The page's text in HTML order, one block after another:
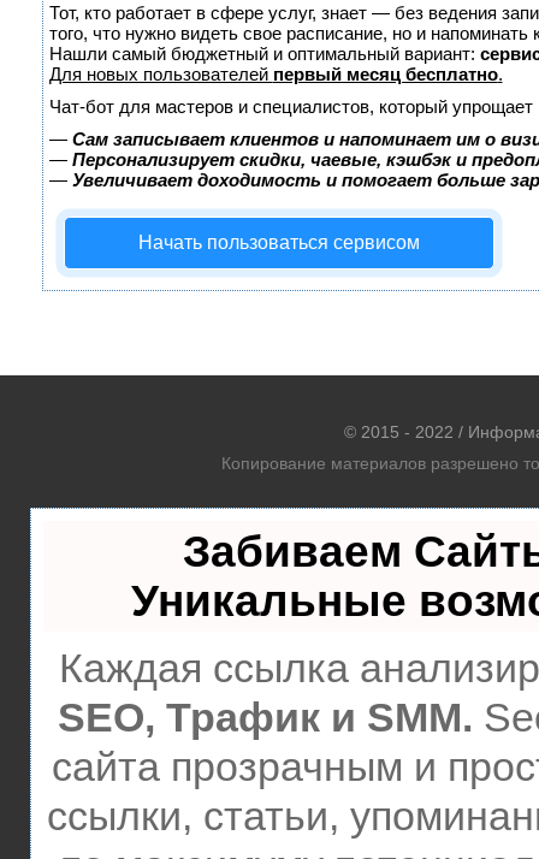
Тот, кто работает в сфере услуг, знает — без ведения
того, что нужно видеть свое расписание, но и напоминать
Нашли самый бюджетный и оптимальный вариант:
Для новых пользователей первый месяц бесплатно.
Чат-бот для мастеров и специалистов, который упрощает
— Сам записывает клиентов и напоминает им о
— Персонализирует скидки, чаевые, кэшбэк и
— Увеличивает доходимость и помогает больше
Начать пользоваться сервисом
© 2015 - 2022 /
Копирование материалов разрешено
Забиваем
Уникальные
Каждая ссылка
SEO, Трафик и SMM.
сайта прозрачным и
ссылки, статьи,